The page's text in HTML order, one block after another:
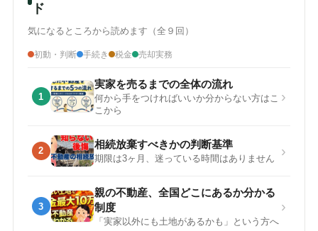
ド
気になるところから読めます（全９回）
初動・判断 手続き 税金 売却実務
1
実家を売るまでの全体の流れ
何から手をつければいいか分からない方はこ
こから
›
2
相続放棄すべきかの判断基準
期限は3ヶ月、迷っている時間はありません ›
3
親の不動産、全国どこにあるか分かる
制度
「実家以外にも土地があるかも」という方へ
›